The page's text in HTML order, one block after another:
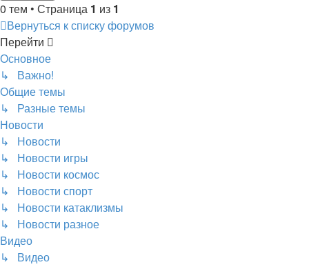
0 тем • Страница 1 из 1
Вернуться к списку форумов
Перейти
Основное
↳ Важно!
Общие темы
↳ Разные темы
Новости
↳ Новости
↳ Новости игры
↳ Новости космос
↳ Новости спорт
↳ Новости катаклизмы
↳ Новости разное
Видео
↳ Видео